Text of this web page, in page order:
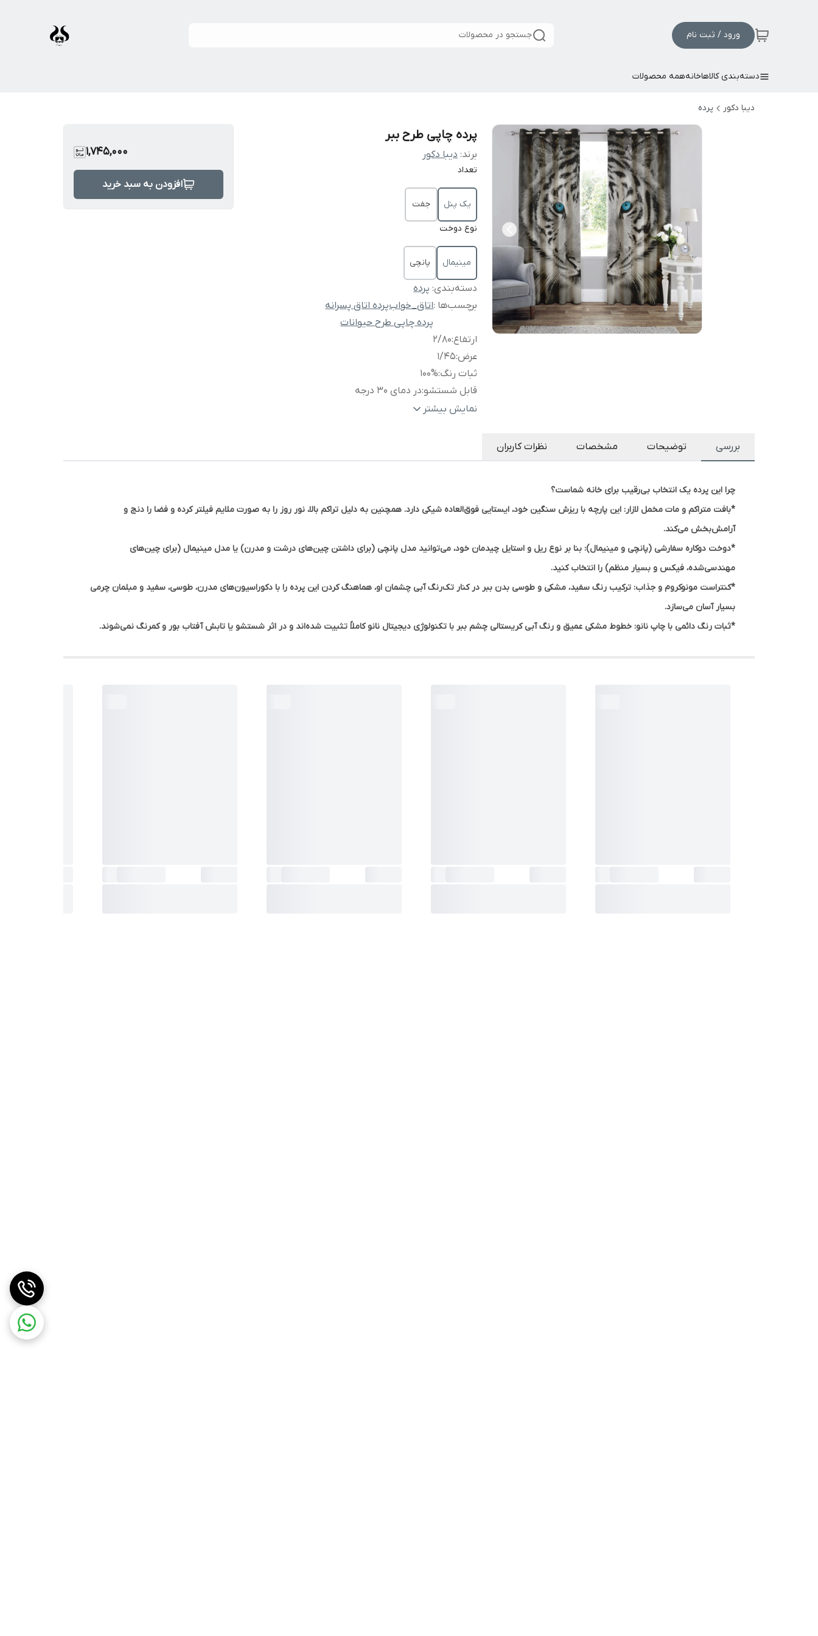
ورود / ثبت نام جستجو در محصولات
دسته‌بندی کالاهاخانههمه محصولات
دیبا دکور پرده
پرده چاپی طرح ببر
برند: دیبا دکور
تعداد
یک پنل جفت
نوع دوخت
مینیمال پانچی
دسته‌بندی:پرده
برچسب‌ها :اتاق_خوابپرده اتاق پسرانه
پرده چاپی طرح حیوانات
ارتفاع:
2/80
عرض:
1/45
ثبات رنگ:
100%
قابل شستشو:در دمای 30 درجه
جنس مخمل لازار
نمایش بیشتر
1,745,000
افزودن به سبد خرید
بررسی توضیحات مشخصات نظرات کاربران
چرا این پرده یک انتخاب بی‌رقیب برای خانه شماست؟
*بافت متراکم و مات مخمل لازار: این پارچه با ریزش سنگین خود، ایستایی فوق‌العاده شیکی دارد. همچنین به دلیل تراکم بالا، نور روز را به صورت ملایم فیلتر کرده و فضا را دنج و
آرامش‌بخش می‌کند.
*دوخت دوکاره سفارشی (پانچی و مینیمال): بنا بر نوع ریل و استایل چیدمان خود، می‌توانید مدل پانچی (برای داشتن چین‌های درشت و مدرن) یا مدل مینیمال (برای چین‌های
مهندسی‌شده، فیکس و بسیار منظم) را انتخاب کنید.
*کنتراست مونوکروم و جذاب: ترکیب رنگ سفید، مشکی و طوسی بدن ببر در کنار تک‌رنگ آبی چشمان او، هماهنگ کردن این پرده را با دکوراسیون‌های مدرن، طوسی، سفید و مبلمان چرمی
بسیار آسان می‌سازد.
*ثبات رنگ دائمی با چاپ نانو: خطوط مشکی عمیق و رنگ آبی کریستالی چشم ببر با تکنولوژی دیجیتال نانو کاملاً تثبیت شده‌اند و در اثر شستشو یا تابش آفتاب بور و کمرنگ نمی‌شوند.